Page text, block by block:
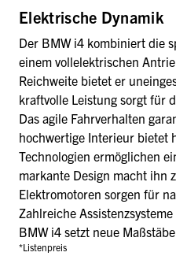
Elektrische Dynamik
Der BMW i4 kombiniert die
einem vollelektrischen
Reichweite bietet er
kraftvolle Leistung sorgt für
Das agile Fahrverhalten
hochwertige Interieur bietet
Technologien ermöglichen
markante Design macht ihn
Elektromotoren sorgen für
Zahlreiche
BMW i4 setzt neue
*Listenpreis